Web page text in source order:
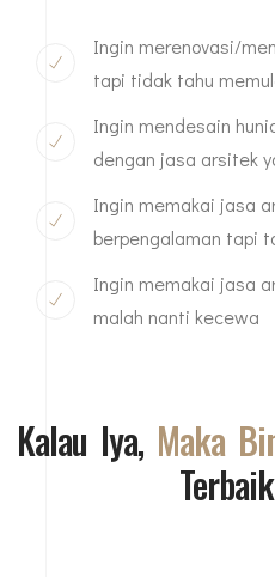
Ingin merenovasi/
tapi tidak tahu
Ingin mendesain
dengan jasa arsitek
Ingin memakai jasa
berpengalaman tapi
Ingin memakai jasa
malah nanti kecewa
Kalau Iya, Maka